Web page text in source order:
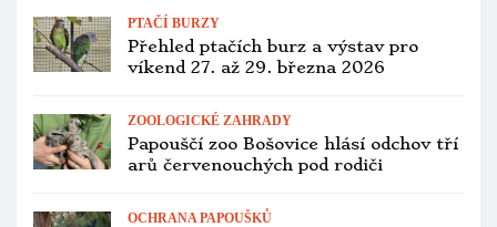
VETERINA
Blatná má už čtyři ohniska ptačí
chřipky, veterinární opatření budou do
OCHRANA PAPOUŠKŮ
Západoaustralská vláda povolila
hnízdili kakaduové bělouší